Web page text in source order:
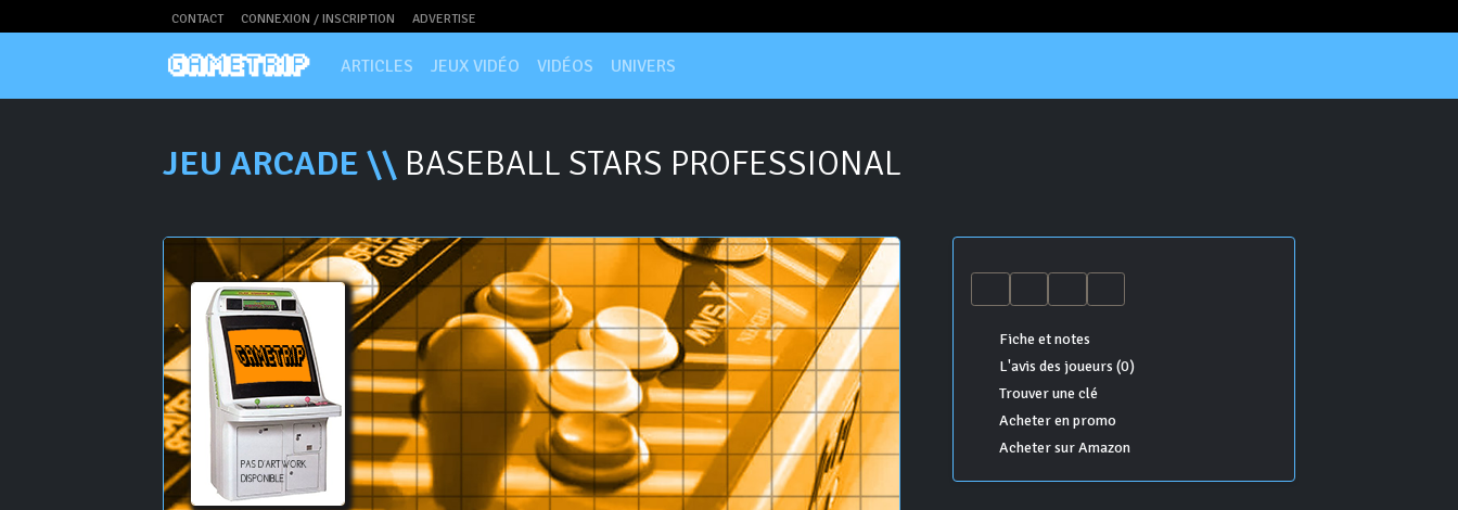
CONTACT CONNEXION / INSCRIPTION ADVERTISE
ARTICLES JEUX VIDÉO VIDÉOS UNIVERS
JEU ARCADE \\ BASEBALL STARS PROFESSIONAL
Fiche et notes
L'avis des joueurs (0)
Trouver une clé
Acheter en promo
Acheter sur Amazon